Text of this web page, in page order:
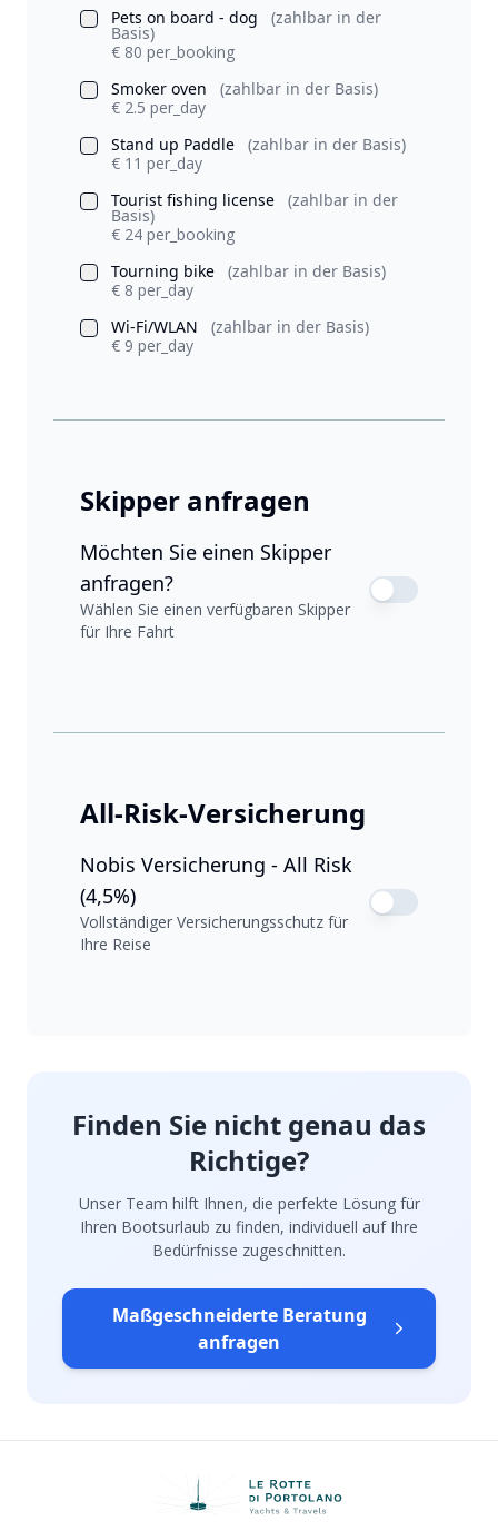
Pets on board - dog
(zahlbar in der
Basis)
€ 80 per_booking
Smoker oven
(zahlbar in der Basis)
€ 2.5 per_day
Stand up Paddle
(zahlbar in der Basis)
€ 11 per_day
Tourist fishing license
(zahlbar in der
Basis)
€ 24 per_booking
Tourning bike
(zahlbar in der Basis)
€ 8 per_day
Wi-Fi/WLAN
(zahlbar in der Basis)
€ 9 per_day
Skipper anfragen
Möchten Sie einen Skipper
anfragen?
Wählen Sie einen verfügbaren Skipper
für Ihre Fahrt
All-Risk-Versicherung
Nobis Versicherung - All Risk
(4,5%)
Vollständiger Versicherungsschutz für
Ihre Reise
Finden Sie nicht genau das
Richtige?
Unser Team hilft Ihnen, die perfekte Lösung für
Ihren Bootsurlaub zu finden, individuell auf Ihre
Bedürfnisse zugeschnitten.
Maßgeschneiderte Beratung
anfragen